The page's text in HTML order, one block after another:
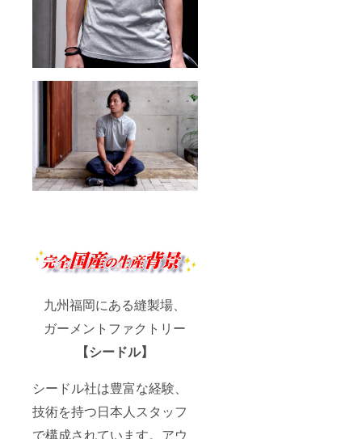
九州福岡にある縫製場、
ガーメントファクトリー
【シードル】
シードル社は豊富な経験、
技術を持つ日本人スタッフ
で構成されています。アウ